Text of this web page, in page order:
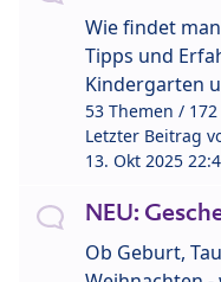
Wie findet
Tipps und
Kindergarten
53 Themen /
Letzter Beitrag
13. Okt 2025
NEU:
Ob Geburt,